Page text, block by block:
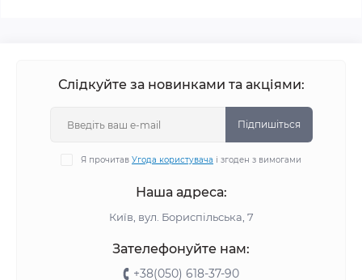
Слідкуйте за новинками та акціями:
Підпишіться
Я прочитав Угода користувача і згоден з вимогами
Наша адреса:
Київ, вул. Бориспільська, 7
Зателефонуйте нам:
+38(050) 618-37-90